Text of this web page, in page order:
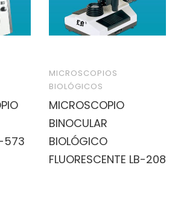
573
MICROSCOPIOS
BIOLÓGICOS
MICROSCOPIO
BINOCULAR
BIOLÓGICO
FLUORESCENTE LB-208